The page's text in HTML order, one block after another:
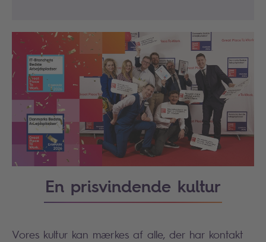
En prisvindende kultur
Vores kultur kan mærkes af alle, der har kontakt